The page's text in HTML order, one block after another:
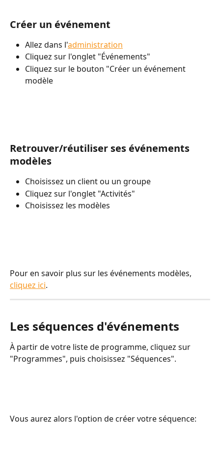
Créer un événement
Allez dans l'administration
Cliquez sur l'onglet "Événements"
Cliquez sur le bouton "Créer un événement
modèle
Retrouver/réutiliser ses événements
modèles
Choisissez un client ou un groupe
Cliquez sur l'onglet "Activités"
Choisissez les modèles
Pour en savoir plus sur les événements modèles,
cliquez ici.
Les séquences d'événements
À partir de votre liste de programme, cliquez sur
"Programmes", puis choisissez "Séquences".
Vous aurez alors l'option de créer votre séquence: